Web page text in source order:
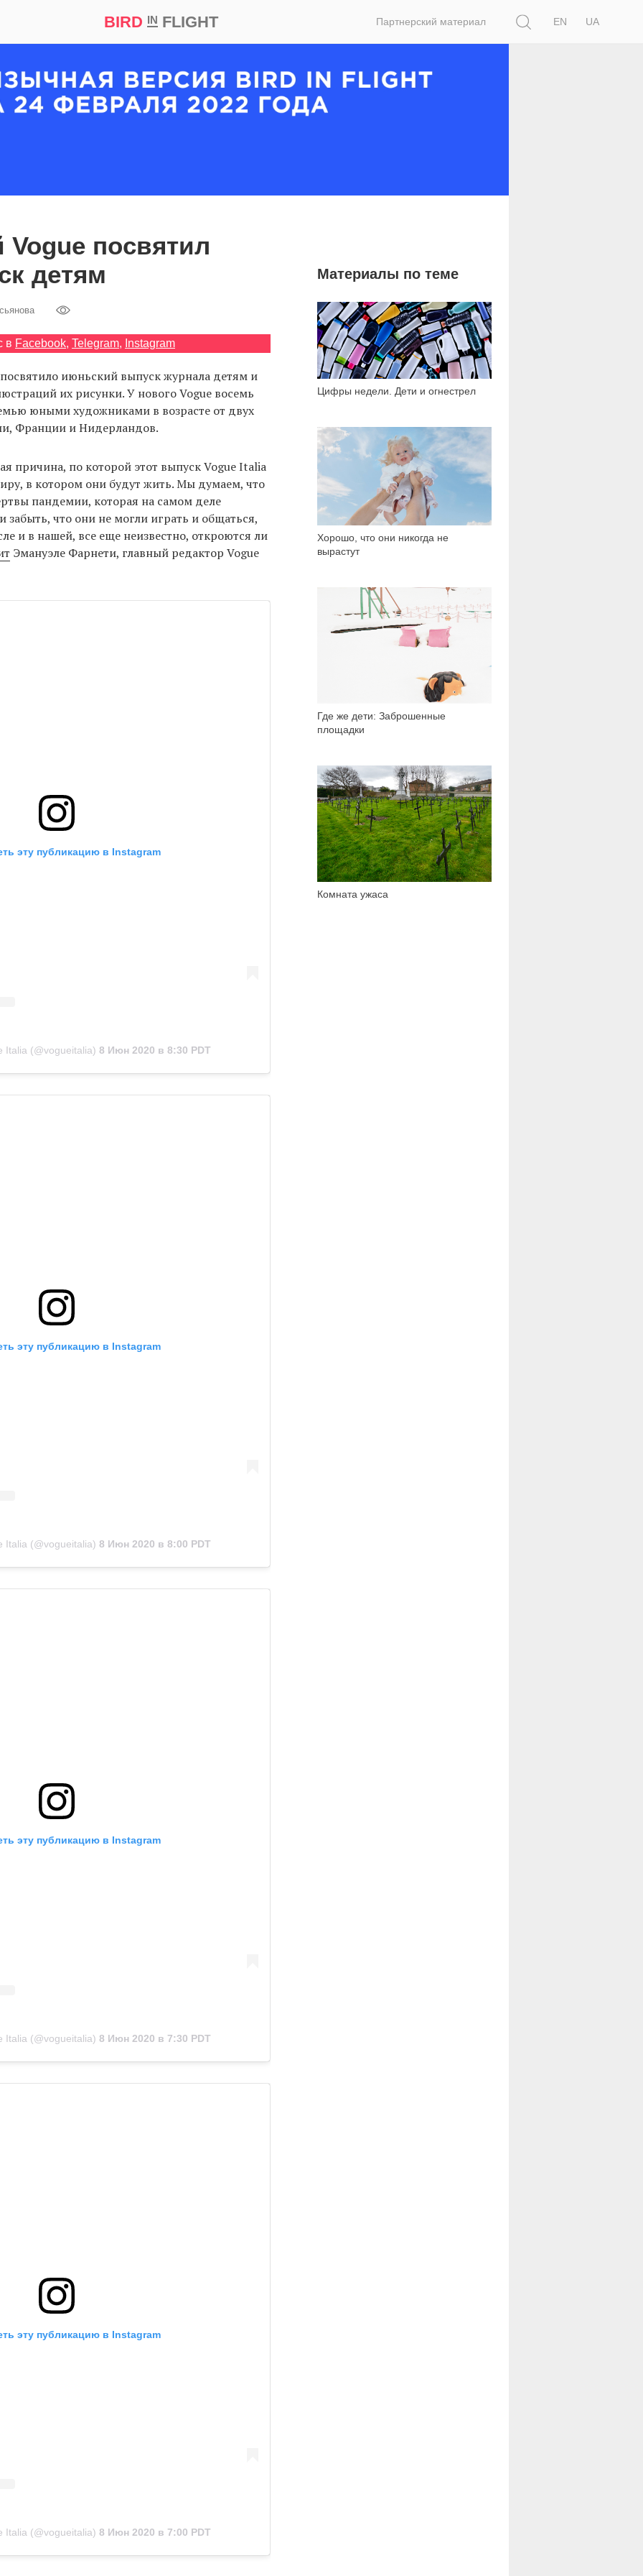
BIRD INFLIGHT Партнерский материал
EN
UA
Vogue посвятил
детям
в Facebook, Telegram, Instagram
июньский выпуск журнала детям и
их рисунки. У нового Vogue восемь
юными художниками в возрасте от двух
Франции и Нидерландов.
причина, по которой этот выпуск Vogue Italia
в котором они будут жить. Мы думаем, что
пандемии, которая на самом деле
забыть, что они не могли играть и общаться,
и в нашей, все еще неизвестно, откроются ли
Эмануэле Фарнети, главный редактор Vogue
эту публикацию в Instagram
Italia (@vogueitalia) 8 Июн 2020 в 8:30 PDT
эту публикацию в Instagram
Italia (@vogueitalia) 8 Июн 2020 в 8:00 PDT
эту публикацию в Instagram
Italia (@vogueitalia) 8 Июн 2020 в 7:30 PDT
эту публикацию в Instagram
Italia (@vogueitalia) 8 Июн 2020 в 7:00 PDT
Материалы по теме
Цифры недели. Дети и огнестрел
1 481
Хорошо, что они никогда не
вырастут
89 681
Где же дети: Заброшенные
площадки
1 363
Комната ужаса
86 539